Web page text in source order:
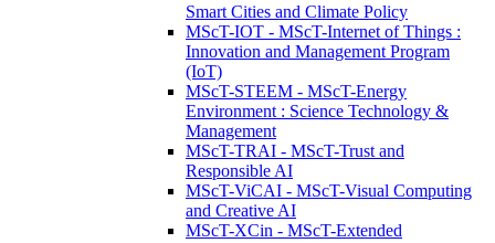
Smart Cities and Climate Policy
MScT-IOT - MScT-Internet of Things :
Innovation and Management Program
(IoT)
MScT-STEEM - MScT-Energy
Environment : Science Technology &
Management
MScT-TRAI - MScT-Trust and
Responsible AI
MScT-ViCAI - MScT-Visual Computing
and Creative AI
MScT-XCin - MScT-Extended